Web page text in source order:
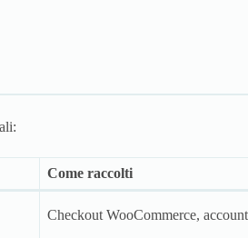
Come raccolti
Checkout WooCommerce,